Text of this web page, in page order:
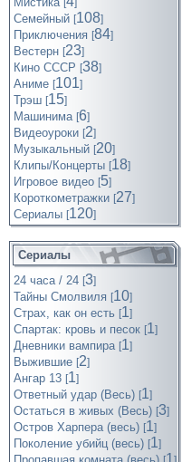
[ ]
Семейный [108]
Приключения [84]
Вестерн [23]
Кино СССР [38]
Аниме [101]
Трэш [15]
Машинима [6]
Видеоуроки [2]
Музыкальный [20]
Клипы/Концерты [18]
Игровое видео [5]
Короткометражки [27]
Cериалы [120]
Сериалы
24 часа / 24 [3]
Тайны Смолвиля [10]
Страх, как он есть [1]
Спартак: кровь и песок [1]
Дневники вампира [1]
Выжившие [2]
Ангар 13 [1]
Ответный удар (Весь) [1]
Остаться в живых (Весь) [3]
Остров Харпера (весь) [1]
Поколение убийц (весь) [1]
1